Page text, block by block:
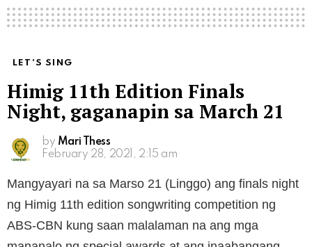
LET'S SING
Himig 11th Edition Finals
Night, gaganapin sa March 21
by Mari Thess
February 28, 2021, 2:15 am
Mangyayari na sa Marso 21 (Linggo) ang finals night
ng Himig 11th edition songwriting competition ng
ABS-CBN kung saan malalaman na ang mga